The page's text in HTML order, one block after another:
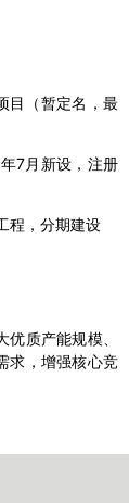
目（暂定名，最
7月新设，注册
程，分期建设
质产能规模、
求，增强核心竞